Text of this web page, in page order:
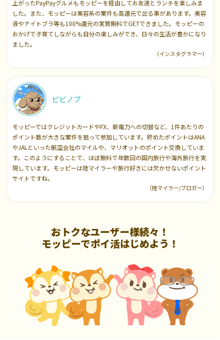
上がったPayPayグルメもモッピーを経由してお友達とランチを楽しみま
した。また、モッピーは美容系の案件も高還元で出る事があります。美容
液やナイトブラ等も100%還元の実質無料でGETできました。モッピーの
おかげで子育てしながらも自分の楽しみができ、日々の生活が豊かになり
ました。
（インスタグラマー）
ピピノブ
モッピーではクレジットカードやFX、新電力への切替など、1件あたりの
ポイント数が大きな案件を狙って参加しています。貯めたポイントはANA
やJALといった航空会社のマイルや、マリオットのポイント交換していま
す。このようにすることで、ほぼ無料で年数回の国内旅行や海外旅行を実
現しています。モッピーは陸マイラーや旅行好きには欠かせないポイント
サイトですね。
（陸マイラー/ブロガー）
おトクなユーザー様続々！
モッピーでポイ活はじめよう！